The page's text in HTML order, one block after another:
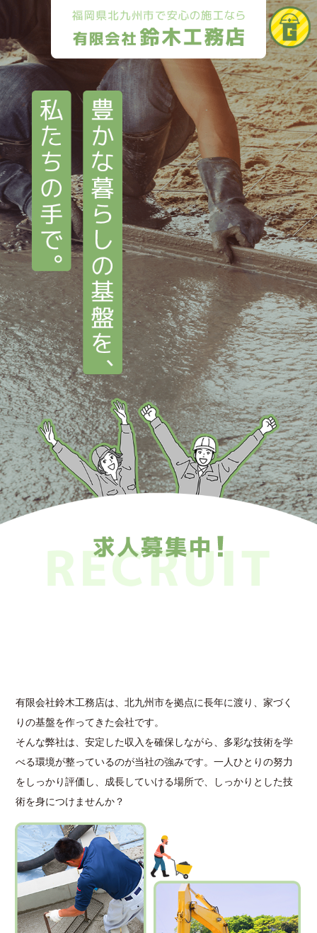
有限会社鈴木工務店は、北九州市を拠点に長年に渡り、家づく
りの基盤を作ってきた会社です。
そんな弊社は、安定した収入を確保しながら、多彩な技術を学
べる環境が整っているのが当社の強みです。一人ひとりの努力
をしっかり評価し、成長していける場所で、しっかりとした技
術を身につけませんか？